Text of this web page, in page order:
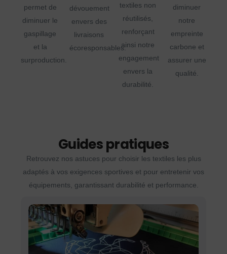
permet de
diminuer le
gaspillage
et la
surproduction.
dévouement
envers des
livraisons
écoresponsables.
textiles non
réutilisés,
renforçant
ainsi notre
engagement
envers la
durabilité.
diminuer
notre
empreinte
carbone et
assurer une
qualité.
Guides pratiques
Retrouvez nos astuces pour choisir les textiles les plus
adaptés à vos exigences sportives et pour entretenir vos
équipements, garantissant durabilité et performance.